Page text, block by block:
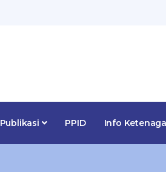
Publikasi PPID Info